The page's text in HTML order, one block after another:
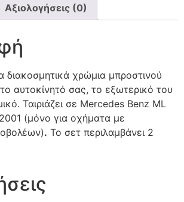
Αξιολογήσεις (0)
χρώμια μπροστινoύ
αυτοκίνητό σας, το εξωτερικό του
Ταιριάζει σε Mercedes Benz ML
(μόνο για οχήματα με
. Το σετ περιλαμβάνει 2